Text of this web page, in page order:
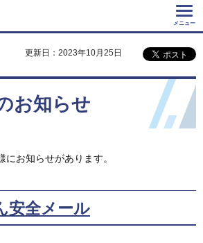
メニュー
更新日：2023年10月25日
お知らせ
お知らせがあります。
安全メール